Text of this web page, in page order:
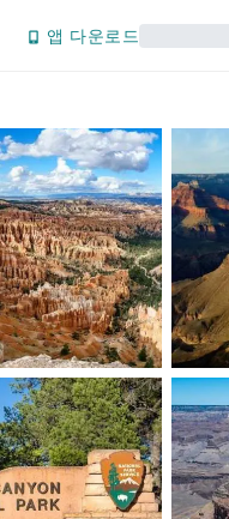
앱 다운로드